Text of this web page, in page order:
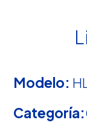
Modelo:
Categoría: